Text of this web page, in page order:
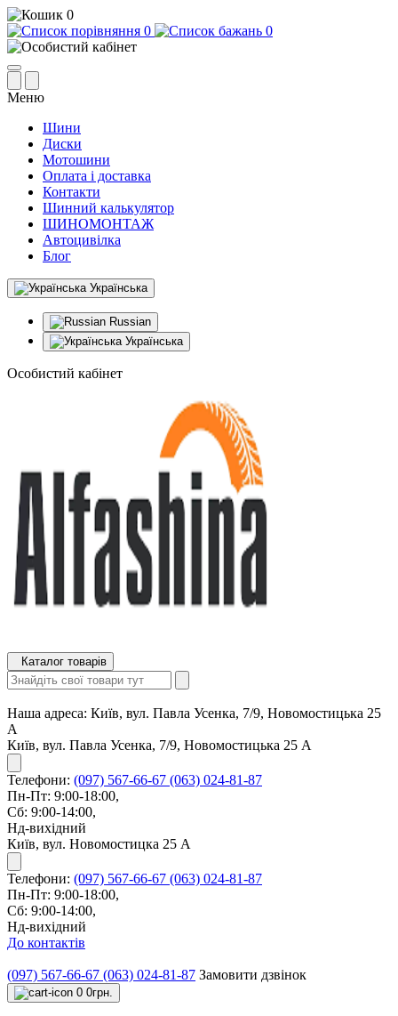
0
0
0
Меню
Шини
Диски
Мотошини
Оплата і доставка
Контакти
Шинний калькулятор
ШИНОМОНТАЖ
Автоцивілка
Блог
Українська
Russian
Українська
Особистий кабінет
Каталог товарів
Наша адреса: Київ, вул. Павла Усенка, 7/9, Новомостицька 25
А
Київ, вул. Павла Усенка, 7/9, Новомостицька 25 А
Телефони: (097) 567-66-67 (063) 024-81-87
Пн-Пт: 9:00-18:00,
Сб: 9:00-14:00,
Нд-вихідний
Київ, вул. Новомостицка 25 А
Телефони: (097) 567-66-67 (063) 024-81-87
Пн-Пт: 9:00-18:00,
Сб: 9:00-14:00,
Нд-вихідний
До контактів
(097) 567-66-67 (063) 024-81-87 Замовити дзвінок
0 0грн.